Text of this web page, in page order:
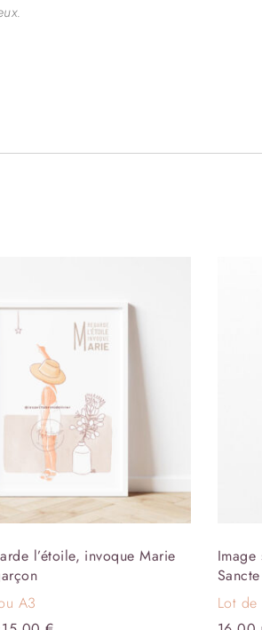
l’étoile, invoque Marie
A3
Lot de